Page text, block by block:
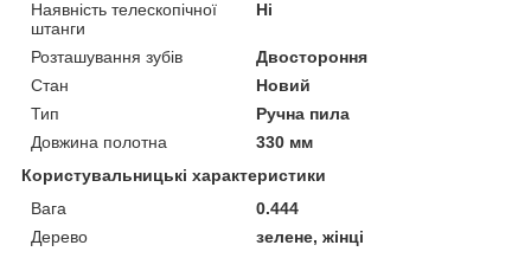
Наявність телескопічної
штанги
Ні
Розташування зубів
Двостороння
Стан
Новий
Тип
Ручна пила
Довжина полотна
330 мм
Користувальницькі характеристики
Вага
0.444
Дерево
зелене, жінці